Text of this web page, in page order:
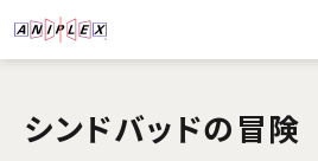
シンドバッドの冒険